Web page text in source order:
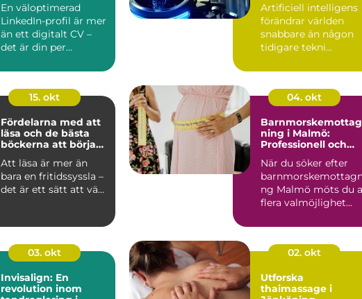
En väloptimerad
LinkedIn-profil är mer
än ett digitalt CV –
det är din per...
Artificiell intelligens
förändrar världen
snabbare än någon
tidigare tekni...
15. okt
Fördelarna med att
läsa och de bästa
böckerna att börja
Att läsa är mer än
bara en fritidssyssla –
det är ett sätt att vä...
04. okt
Barnmorskemottag
ning i Malmö:
Professionell och
När du söker efter
ng Malmö möts du
flera valmöjlighet...
03. okt
Invisalign: En
revolution inom
02. okt
Utforska
thaimassage i